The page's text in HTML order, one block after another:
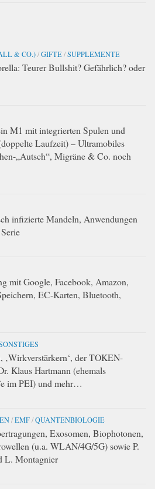
& CO.)/GIFTE/SUPPLEMENTE
Teurer Bullshit? Gefährlich? oder
M1 mit integrierten Spulen und
Laufzeit) – Ultramobiles
„Autsch“, Migräne & Co. noch
infizierte Mandeln, Anwendungen
mit Google, Facebook, Amazon,
EC-Karten, Bluetooth,
der TOKEN-
Klaus Hartmann (ehemals
im PEI) und mehr…
/EMF/QUANTENBIOLOGIE
Exosomen, Biophotonen,
(u.a. WLAN/4G/5G) sowie P.
L. Montagnier